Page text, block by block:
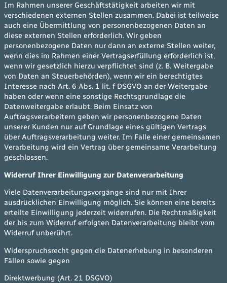
Im Rahmen unserer Geschäftstätigkeit arbeiten wir mit
verschiedenen externen Stellen zusammen. Dabei ist teilweise
auch eine Übermittlung von personenbezogenen Daten an
diese externen Stellen erforderlich. Wir geben
personenbezogene Daten nur dann an externe Stellen weiter,
wenn dies im Rahmen einer Vertragserfüllung erforderlich ist,
wenn wir gesetzlich hierzu verpflichtet sind (z. B. Weitergabe
von Daten an Steuerbehörden), wenn wir ein berechtigtes
Interesse nach Art. 6 Abs. 1 lit. f DSGVO an der Weitergabe
haben oder wenn eine sonstige Rechtsgrundlage die
Datenweitergabe erlaubt. Beim Einsatz von
Auftragsverarbeitern geben wir personenbezogene Daten
unserer Kunden nur auf Grundlage eines gültigen Vertrags
über Auftragsverarbeitung weiter. Im Falle einer gemeinsamen
Verarbeitung wird ein Vertrag über gemeinsame Verarbeitung
geschlossen.
Widerruf Ihrer Einwilligung zur Datenverarbeitung
Viele Datenverarbeitungsvorgänge sind nur mit Ihrer
ausdrücklichen Einwilligung möglich. Sie können eine bereits
erteilte Einwilligung jederzeit widerrufen. Die Rechtmäßigkeit
der bis zum Widerruf erfolgten Datenverarbeitung bleibt vom
Widerruf unberührt.
Widerspruchsrecht gegen die Datenerhebung in besonderen
Fällen sowie gegen
Direktwerbung (Art. 21 DSGVO)